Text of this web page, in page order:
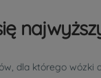
dla którego wózki